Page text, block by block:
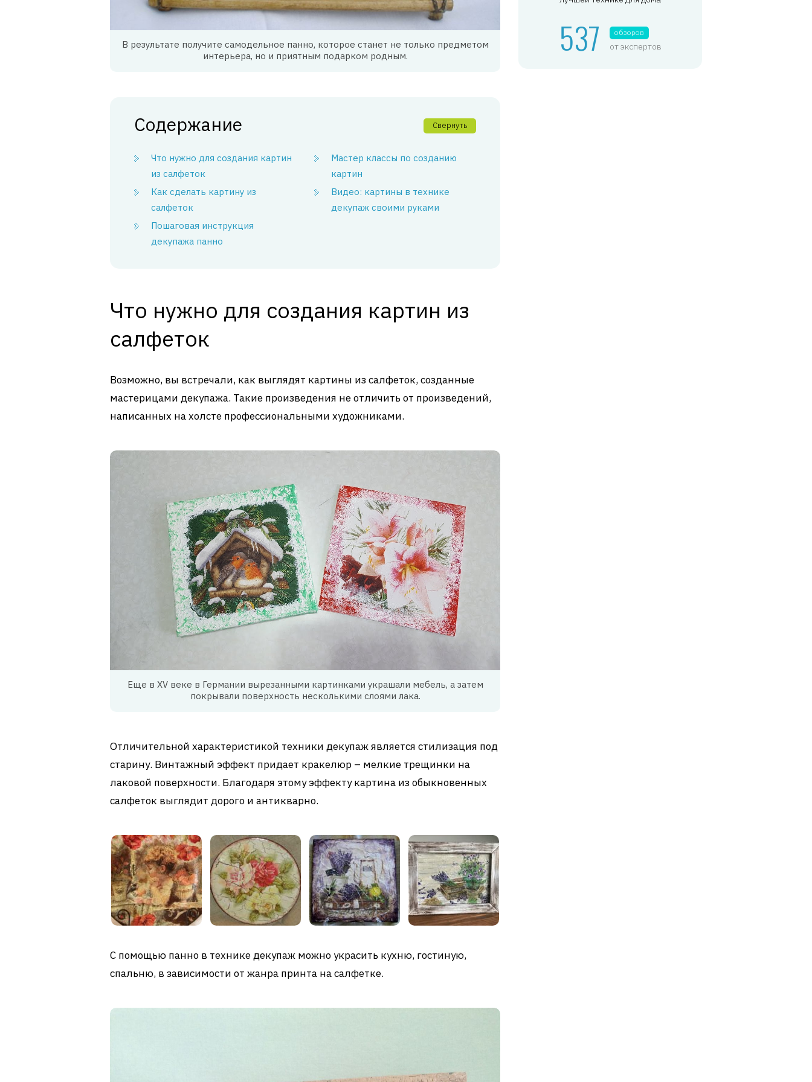
В результате получите самодельное панно, которое станет не только предметом
интерьера, но и приятным подарком родным.
Содержание Свернуть
Что нужно для создания картин
из салфеток
Как сделать картину из
салфеток
Пошаговая инструкция
декупажа панно
Мастер классы по созданию
картин
Видео: картины в технике
декупаж своими руками
Что нужно для создания картин из
салфеток
Возможно, вы встречали, как выглядят картины из салфеток, созданные
мастерицами декупажа. Такие произведения не отличить от произведений,
написанных на холсте профессиональными художниками.
Еще в XV веке в Германии вырезанными картинками украшали мебель, а затем
покрывали поверхность несколькими слоями лака.
Отличительной характеристикой техники декупаж является стилизация под
старину. Винтажный эффект придает кракелюр – мелкие трещинки на
лаковой поверхности. Благодаря этому эффекту картина из обыкновенных
салфеток выглядит дорого и антикварно.
С помощью панно в технике декупаж можно украсить кухню, гостиную,
спальню, в зависимости от жанра принта на салфетке.
537 обзоров
от экспертов